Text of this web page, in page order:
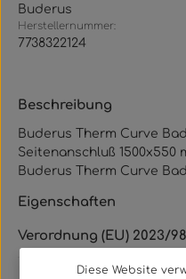
Buderus
Herstellernummer:
7738322124
Beschreibung
Buderus Therm Curve
Seitenanschluß 1500x550
Buderus Therm Curve
Eigenschaften
Verordnung (EU) 2023/
Diese Website